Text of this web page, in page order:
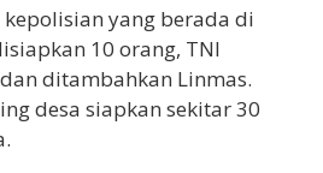
kepolisian yang berada di
10 orang, TNI
ditambahkan Linmas.
desa siapkan sekitar 30